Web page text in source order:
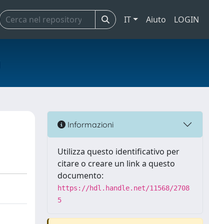
IT Aiuto LOGIN
Informazioni
Utilizza questo identificativo per
citare o creare un link a questo
documento:
https://hdl.handle.net/11568/2708
5